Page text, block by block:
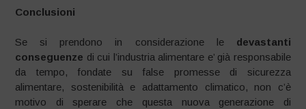
Conclusioni
Se si prendono in considerazione le devastanti
conseguenze di cui l’industria alimentare e’ già responsabile
da tempo, fondate su false promesse di sicurezza
alimentare, sostenibilità e adattamento climatico, non c’è
motivo di sperare che questa nuova generazione di